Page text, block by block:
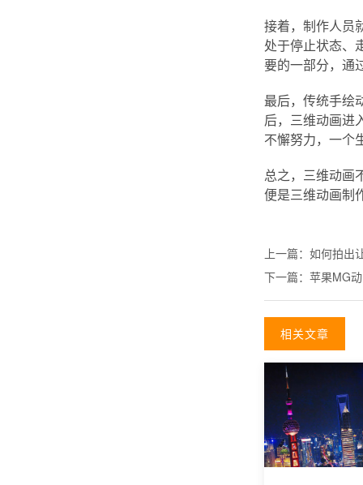
接着，制作人员
处于停止状态、
要的一部分，通
最后，传统手绘
后，三维动画进
不懈努力，一个
总之，三维动画
便是三维动画制
上一篇： 如何拍出
下一篇： 苹果MG
相关文章